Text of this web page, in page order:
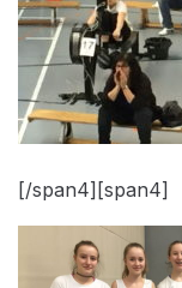
[/span4][span4]